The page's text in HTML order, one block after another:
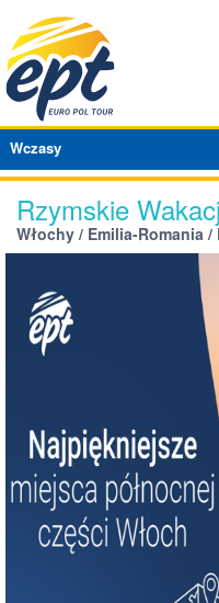
Wczasy
Rzymskie
Włochy / Emilia-Romania /